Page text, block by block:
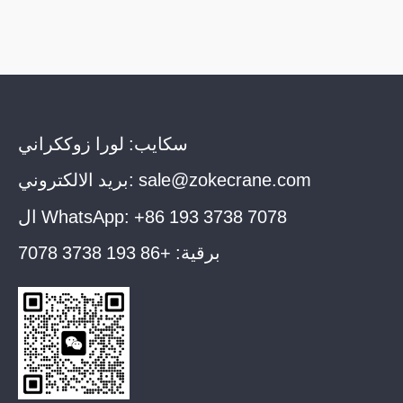
سكايب: لورا زوككراني
بريد الالكتروني: sale@zokecrane.com
ال WhatsApp: +86 193 3738 7078
برقية: +86 193 3738 7078